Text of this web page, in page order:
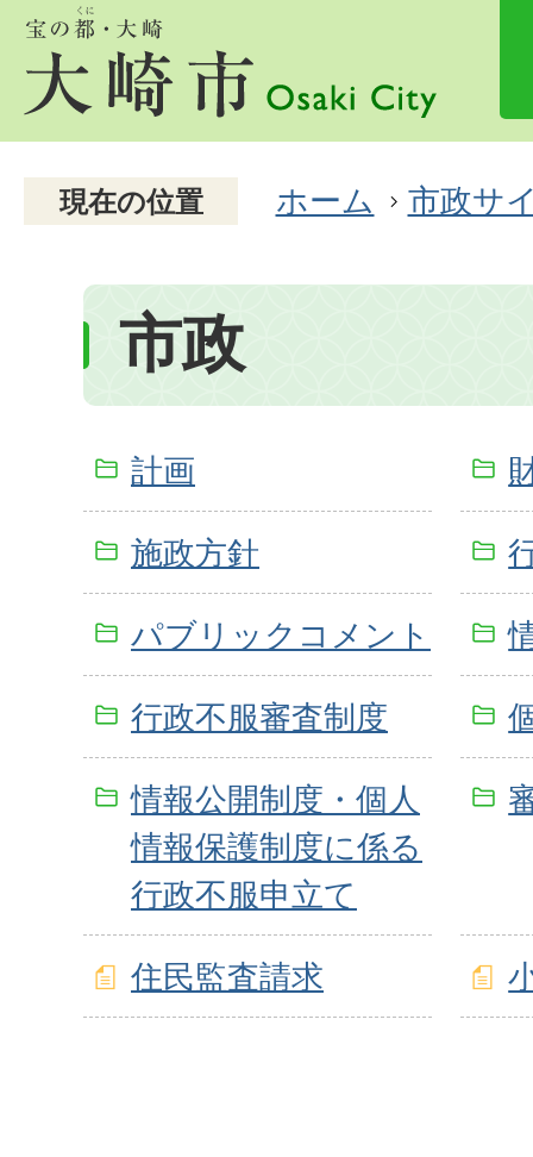
現在の位置 ホーム 市政サ
市政
計画
施政方針
パブリックコメント
行政不服審査制度
情報公開制度・個人
情報保護制度に係る
行政不服申立て
住民監査請求